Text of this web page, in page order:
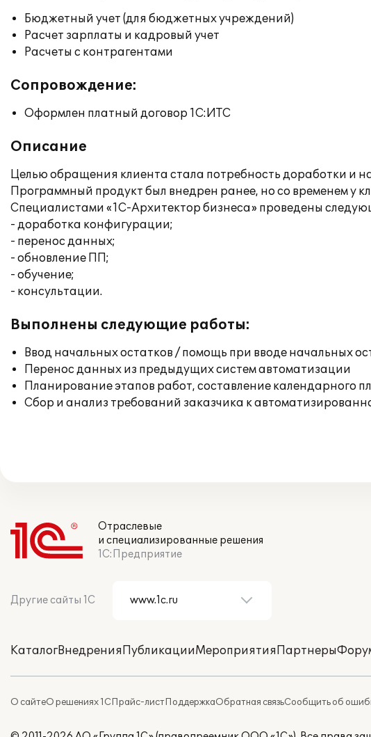
Бюджетный учет (для бюджетных учреждений)
Расчет зарплаты и кадровый учет
Расчеты с контрагентами
Сопровождение:
Оформлен платный договор 1С:ИТС
Описание
Целью обращения клиента стала потребность доработки и
Программный продукт был внедрен ранее, но со временем у
Специалистами «1С-Архитектор бизнеса» проведены
- доработка конфигурации;
- перенос данных;
- обновление ПП;
- обучение;
- консультации.
Выполнены следующие работы:
Ввод начальных остатков / помощь при вводе начальных
Перенос данных из предыдущих систем автоматизации
Планирование этапов работ, составление календарного
Сбор и анализ требований заказчика к
Отраслевые
и специализированные решения
1С:Предприятие
Другие сайты 1С
КаталогВнедренияПубликацииМероприятияПартнеры
О сайтеО решениях 1СПрайс-листПоддержкаОбратная связьСообщить об